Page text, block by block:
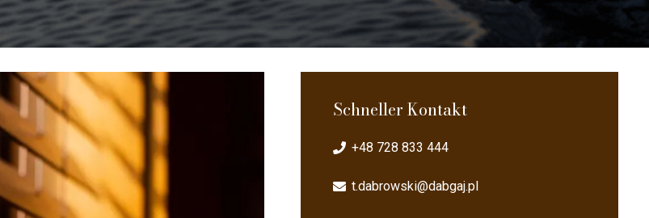
Schneller Kontakt
+48 728 833 444
t.dabrowski@dabgaj.pl